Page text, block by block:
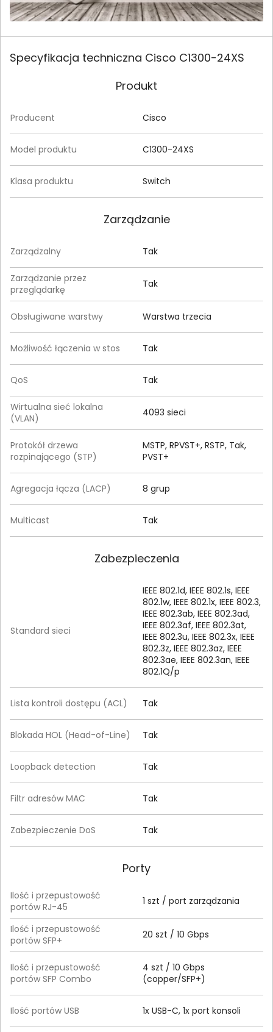
Specyfikacja techniczna Cisco C1300-24XS
Produkt
Producent Cisco
Model produktu C1300-24XS
Klasa produktu Switch
Zarządzanie
Zarządzalny Tak
Zarządzanie przez
przeglądarkę
Tak
Obsługiwane warstwy Warstwa trzecia
Możliwość łączenia w stos Tak
QoS Tak
Wirtualna sieć lokalna
(VLAN)
4093 sieci
Protokół drzewa
rozpinającego (STP)
MSTP, RPVST+, RSTP, Tak,
PVST+
Agregacja łącza (LACP) 8 grup
Multicast Tak
Zabezpieczenia
Standard sieci
IEEE 802.1d, IEEE 802.1s, IEEE
802.1w, IEEE 802.1x, IEEE 802.3,
IEEE 802.3ab, IEEE 802.3ad,
IEEE 802.3af, IEEE 802.3at,
IEEE 802.3u, IEEE 802.3x, IEEE
802.3z, IEEE 802.3az, IEEE
802.3ae, IEEE 802.3an, IEEE
802.1Q/p
Lista kontroli dostępu (ACL) Tak
Blokada HOL (Head-of-Line) Tak
Loopback detection Tak
Filtr adresów MAC Tak
Zabezpieczenie DoS Tak
Porty
Ilość i przepustowość
portów RJ-45
1 szt / port zarządzania
Ilość i przepustowość
portów SFP+
20 szt / 10 Gbps
Ilość i przepustowość
portów SFP Combo
4 szt / 10 Gbps
(copper/SFP+)
Ilość portów USB 1x USB-C, 1x port konsoli